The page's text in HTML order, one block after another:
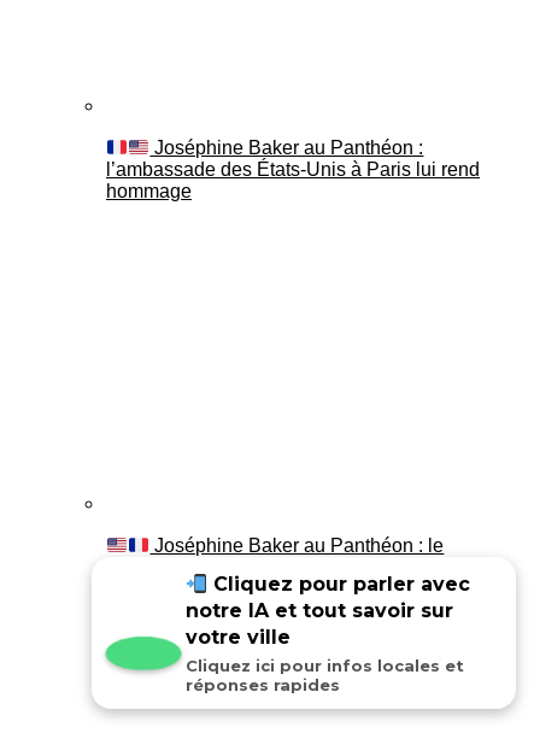
Joséphine Baker au Panthéon :
l’ambassade des États-Unis à Paris lui rend
hommage
Joséphine Baker au Panthéon : le
Cliquez pour parler avec
notre IA et tout savoir sur
votre ville
Cliquez ici pour infos locales et
réponses rapides